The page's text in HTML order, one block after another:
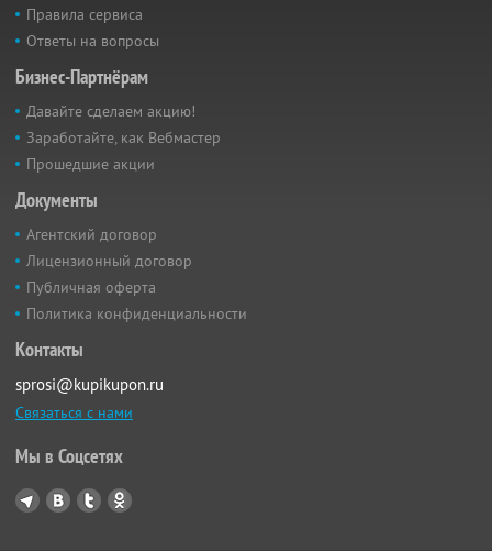
Правила сервиса
Ответы на вопросы
Бизнес-Партнёрам
Давайте сделаем акцию!
Заработайте, как Вебмастер
Прошедшие акции
Документы
Агентский договор
Лицензионный договор
Публичная оферта
Политика конфиденциальности
Контакты
sprosi@kupikupon.ru
Связаться с нами
Мы в Соцсетях